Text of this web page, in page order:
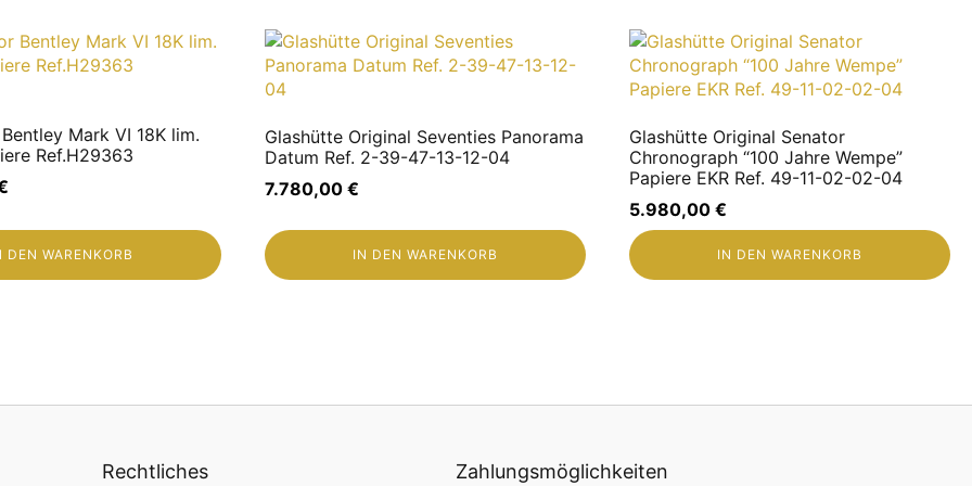
wünschen, stehen wir Ihnen gerne zur Verfügung – telefonisch, per Nachricht oder E-Mail, sieben Tage
– ein Ausgleich in beide Richtungen ist selbstverständlich möglich.
werden.
aus geschützten Tierarten (z. B. Krokodil, Eidechse, Strauß) nicht außerhalb der EU versendet werden. In
Mark VI 18K lim.
Ref.H29363
DEN WARENKORB
Glashütte Original Seventies Panorama
Datum Ref. 2-39-47-13-12-04
7.780,00 €
IN DEN WARENKORB
Glashütte Original Senator
Chronograph “100 Jahre Wempe”
Papiere EKR Ref. 49-11-02-02-04
5.980,00 €
IN DEN WARENKORB
Rechtliches Zahlungsmöglichkeiten